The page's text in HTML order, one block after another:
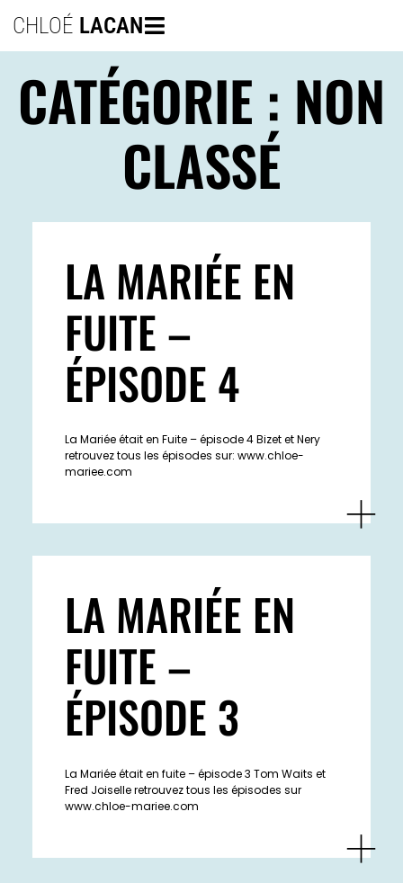
CHLOÉ LACAN
CATÉGORIE : NON
CLASSÉ
LA MARIÉE EN
FUITE –
ÉPISODE 4
La Mariée était en Fuite – épisode 4 Bizet et Nery
retrouvez tous les épisodes sur: www.chloe-
mariee.com
LA MARIÉE EN
FUITE –
ÉPISODE 3
La Mariée était en fuite – épisode 3 Tom Waits et
Fred Joiselle retrouvez tous les épisodes sur
www.chloe-mariee.com